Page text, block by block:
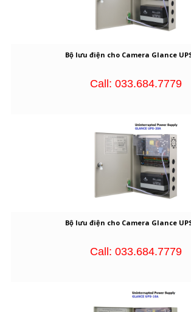
Bộ lưu điện cho Camera Glance
Call: 033.684.7779
Bộ lưu điện cho Camera Glance
Call: 033.684.7779